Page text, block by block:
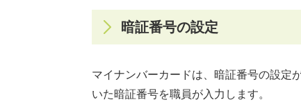
暗証番号の設定
マイナンバーカードは、暗証番号の設定
いた暗証番号を職員が入力します。